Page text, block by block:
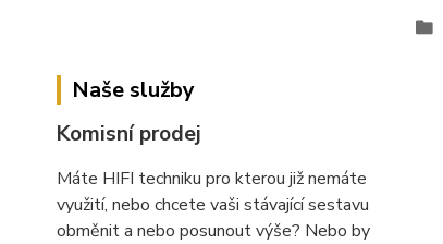
Naše služby
Komisní prodej
Máte HIFI techniku pro kterou již nemáte
využití, nebo chcete vaši stávající sestavu
obměnit a nebo posunout výše? Nebo by